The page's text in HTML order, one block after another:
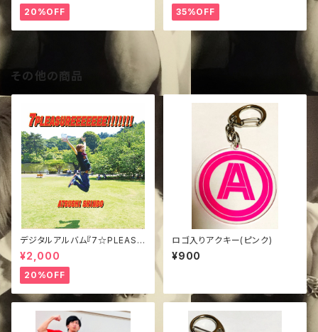
20%OFF 35%OFF
その他の商品
デジタルアルバム『7☆PLEASU
REEEEEEE!!!!!!!』
¥2,000
20%OFF
ロゴ入りアクキー(ピンク)
¥900